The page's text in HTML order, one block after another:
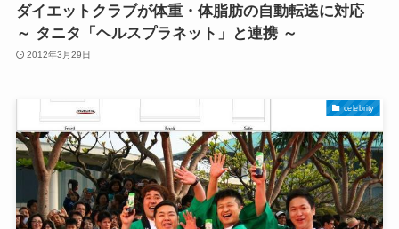
ダイエットクラブが体重・体脂肪の自動転送に対応
～ タニタ「ヘルスプラネット」と連携 ～
2012年3月29日
celebrity